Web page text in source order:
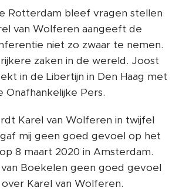
Rotterdam bleef vragen stellen
van Wolferen aangeeft de
niet zo zwaar te nemen.
zaken in de wereld. Joost
in de Libertijn in Den Haag met
Onafhankelijke Pers.
Karel van Wolferen in twijfel
mij geen goed gevoel op het
8 maart 2020 in Amsterdam.
van Boekelen geen goed gevoel
Karel van Wolferen.